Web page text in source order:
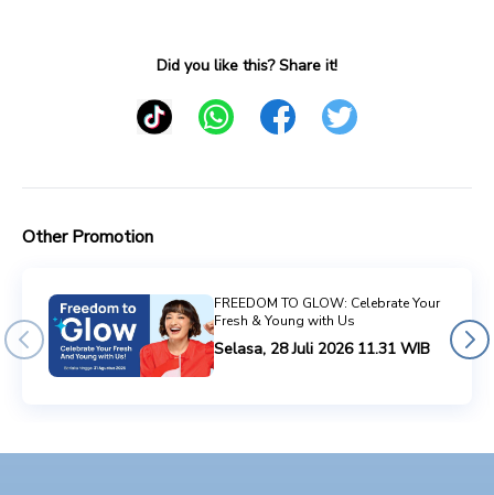
Did you like this? Share it!
Other Promotion
FREEDOM TO GLOW: Celebrate Your
Fresh & Young with Us
Selasa, 28 Juli 2026 11.31 WIB